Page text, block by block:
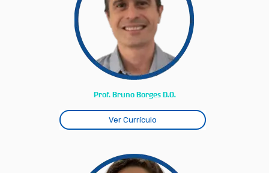
Prof. Bruno Borges D.O.
Ver Currículo